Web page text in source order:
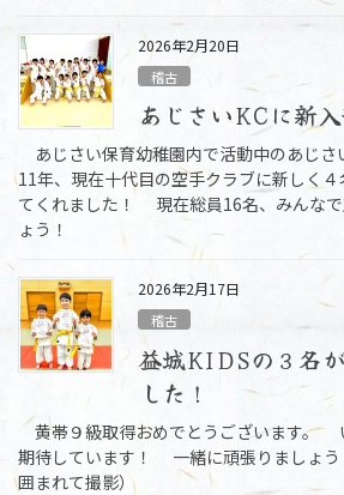
2026年2月20日
稽古
あじさいKCに新入
あじさい保育幼稚園内で活動中のあじ
11年、現在十代目の空手クラブに新しく
てくれました！ 現在総員16名、みんなで
ょう！
2026年2月17日
稽古
益城KIDSの３名
した！
黄帯９級取得おめでとうございます。
期待しています！ 一緒に頑張りましょう
囲まれて撮影）